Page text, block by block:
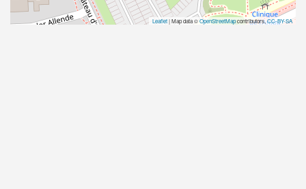
Leaflet| Map data ©OpenStreetMapcontributors,CC-BY-SA